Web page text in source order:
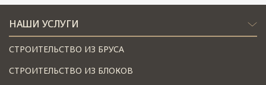
НАШИ УСЛУГИ
СТРОИТЕЛЬСТВО ИЗ БРУСА
СТРОИТЕЛЬСТВО ИЗ БЛОКОВ